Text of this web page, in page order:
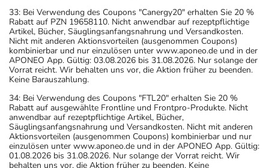
33: Bei Verwendung des Coupons "Canergy20" erhalten Sie 20 %
Rabatt auf PZN 19658110. Nicht anwendbar auf rezeptpflichtige
Artikel, Bücher, Säuglingsanfangsnahrung und Versandkosten.
Nicht mit anderen Aktionsvorteilen (ausgenommen Coupons)
kombinierbar und nur einzulösen unter www.aponeo.de und in der
APONEO App. Gültig: 03.08.2026 bis 31.08.2026. Nur solange der
Vorrat reicht. Wir behalten uns vor, die Aktion früher zu beenden.
Keine Barauszahlung.
34: Bei Verwendung des Coupons "FTL20" erhalten Sie 20 %
Rabatt auf ausgewählte Frontline und Frontpro-Produkte. Nicht
anwendbar auf rezeptpflichtige Artikel, Bücher,
Säuglingsanfangsnahrung und Versandkosten. Nicht mit anderen
Aktionsvorteilen (ausgenommen Coupons) kombinierbar und nur
einzulösen unter www.aponeo.de und in der APONEO App. Gültig:
01.08.2026 bis 31.08.2026. Nur solange der Vorrat reicht. Wir
behalten uns vor, die Aktion früher zu beenden. Keine